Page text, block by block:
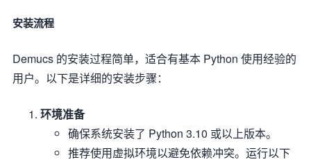
安装流程
Demucs 的安装过程简单，适合有基本 Python 使用经验的
用户。以下是详细的安装步骤：
环境准备
确保系统安装了 Python 3.10 或以上版本。
推荐使用虚拟环境以避免依赖冲突。运行以下